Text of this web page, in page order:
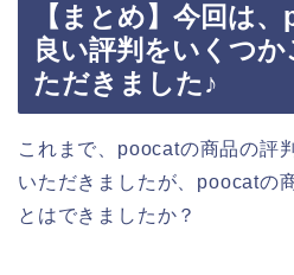
【まとめ】今回は
良い評判をいくつ
ただきました♪
これまで、poocatの商品の評
いただきましたが、poocatの
とはできましたか？